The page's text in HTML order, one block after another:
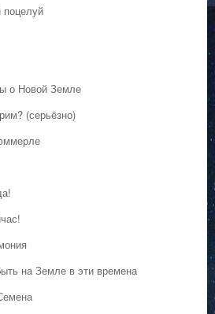
о Новой Земле
(серьёзно)
на Земле в эти времена